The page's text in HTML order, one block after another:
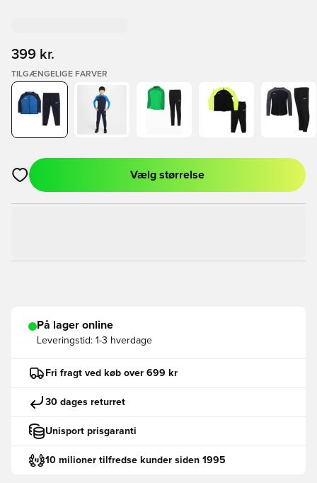
399 kr.
TILGÆNGELIGE FARVER
Åbner en Modal til at logge ind eller tilmelde dig som medlem
Vælg størrelse
På lager online
Leveringstid: 1-3 hverdage
Fri fragt ved køb over 699 kr
30 dages returret
Unisport prisgaranti
10 milioner tilfredse kunder siden 1995